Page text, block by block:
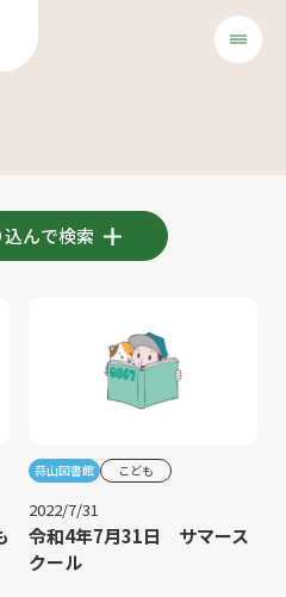
んで検索
蒜山図書館 こども
2022/7/31
令和4年7月31日 サマース
クール